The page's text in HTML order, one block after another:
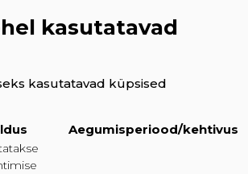
kasutatavad
kasutatavad küpsised
Aegumisperiood/kehtivus